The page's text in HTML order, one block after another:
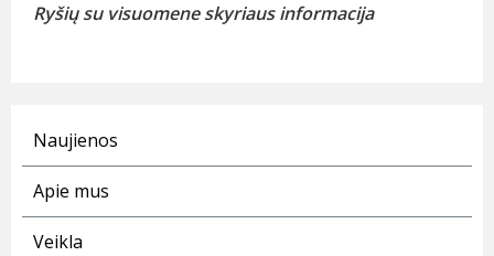
Ryšių su visuomene skyriaus informacija
Naujienos
Apie mus
Veikla